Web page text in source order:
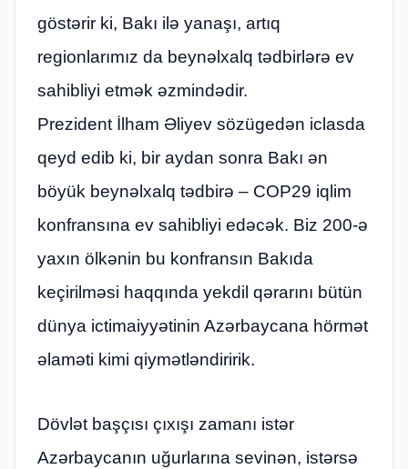
göstərir ki, Bakı ilə yanaşı, artıq
regionlarımız da beynəlxalq tədbirlərə ev
sahibliyi etmək əzmindədir.
Prezident İlham Əliyev sözügedən iclasda
qeyd edib ki, bir aydan sonra Bakı ən
böyük beynəlxalq tədbirə – COP29 iqlim
konfransına ev sahibliyi edəcək. Biz 200-ə
yaxın ölkənin bu konfransın Bakıda
keçirilməsi haqqında yekdil qərarını bütün
dünya ictimaiyyətinin Azərbaycana hörmət
əlaməti kimi qiymətləndiririk.
Dövlət başçısı çıxışı zamanı istər
Azərbaycanın uğurlarına sevinən, istərsə